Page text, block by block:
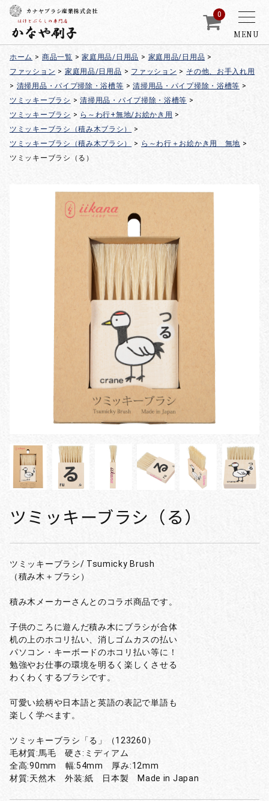
MENU
カナヤブラシ産業株式会社 0
ホーム > 商品一覧 > 家庭用品/日用品 > 家庭用品/日用品 >
ファッション > 家庭用品/日用品 > ファッション > その他、お手入れ用
> 清掃用品・パイプ掃除・浴槽等 > 清掃用品・パイプ掃除・浴槽等 >
ツミッキーブラシ > 清掃用品・パイプ掃除・浴槽等 >
ツミッキーブラシ > ら～わ行+無地/お絵かき用 >
ツミッキーブラシ（積み木ブラシ）
>
ツミッキーブラシ（積み木ブラシ）
> ら～わ行＋お絵かき用 無地 >
ツミッキーブラシ（る）
ツミッキーブラシ（る）
ツミッキーブラシ/ Tsumicky Brush
（積み木＋ブラシ）
積み木メーカーさんとのコラボ商品です。
子供のころに遊んだ積み木にブラシが合体
机の上のホコリ払い、消しゴムカスの払い
パソコン・キーボードのホコリ払い等に！
勉強やお仕事の環境を明るく楽しくさせる
わくわくするブラシです。
可愛い絵柄や日本語と英語の表記で単語も
楽しく学べます。
ツミッキーブラシ「る」（123260）
毛材質:馬毛 硬さ:ミディアム
全高:90mm 幅:54mm 厚み:12mm
材質:天然木 外装:紙 日本製 Made in Japan